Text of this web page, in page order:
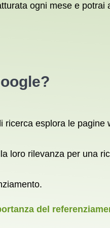
ogni mese e
esplora le pagine
loro rilevanza per una
del